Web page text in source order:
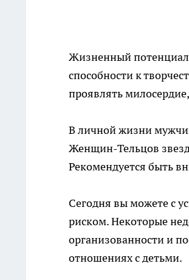
Жизненный
способности к
проявлять
В личной жизни
Женщин-Тельцов
Рекомендуется быть
Сегодня вы можете с
риском. Некоторые
организованности и
отношениях с детьми.